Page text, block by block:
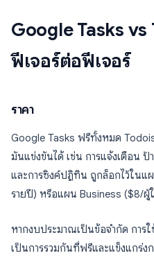
Google Tasks vs
ฟีเจอร์ต่อฟีเจอร์
ราคา
Google Tasks ฟรีทั้งหมด
มันแข่งขันได้ เช่น การแจ้งเตือน ป้
และการซิงค์ปฏิทิน ถูกล็อกไว้ในแ
รายปี) หรือแผน Business ($8/ผู้
หากงบประมาณเป็นข้อจำกัด การ
เป็นการรวมกันที่ฟรีและแข็งแกร่งก